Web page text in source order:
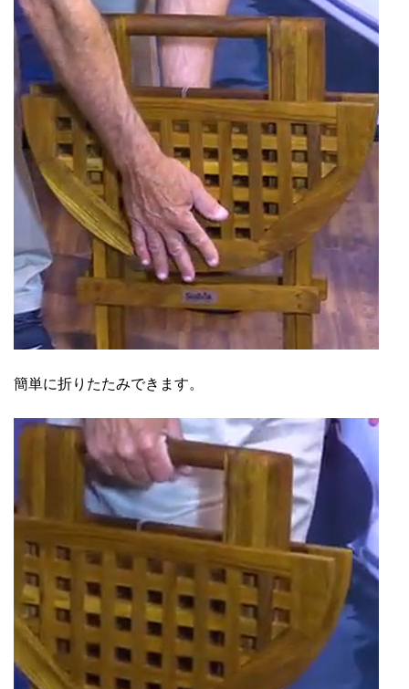
簡単に折りたたみできます。